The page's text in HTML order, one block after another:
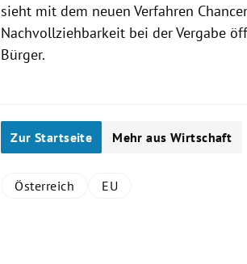
sieht mit dem neuen Verfahren
Nachvollziehbarkeit bei der Vergabe
Bürger.
Zur Startseite Mehr aus Wirtschaft
Österreich EU